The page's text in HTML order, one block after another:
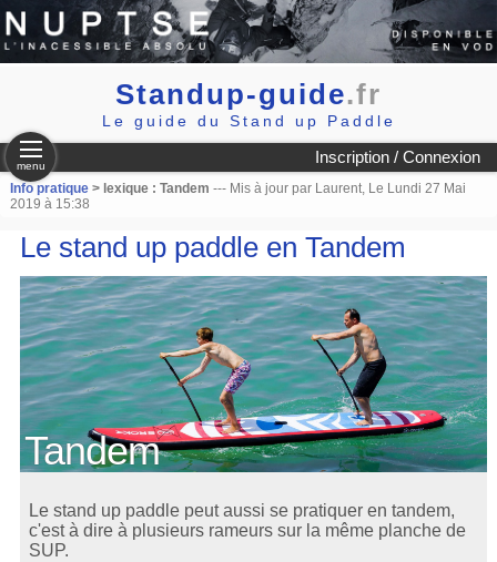
Standup-guide.fr
Le guide du Stand up Paddle
Inscription / Connexion
menu
Info pratique> lexique : Tandem --- Mis à jour par Laurent, Le Lundi 27 Mai
2019 à 15:38
Le stand up paddle en Tandem
Tandem
Le stand up paddle peut aussi se pratiquer en tandem,
c'est à dire à plusieurs rameurs sur la même planche de
SUP.